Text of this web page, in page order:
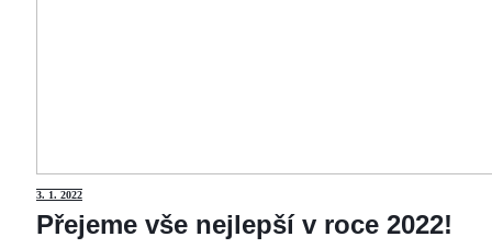
3. 1. 2022
Přejeme vše nejlepší v roce 2022!